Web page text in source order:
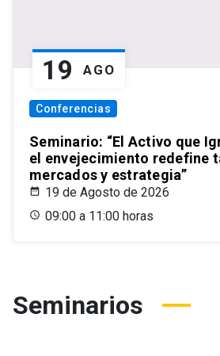
19 AGO
Conferencias
Seminario: “El Activo que
el envejecimiento redefine
mercados y estrategia”
19 de Agosto de 2026
09:00 a 11:00 horas
Seminarios